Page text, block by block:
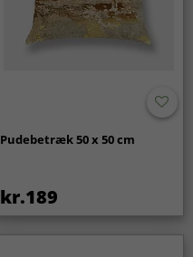
Pudebetræk 50 x 50 cm
kr.189